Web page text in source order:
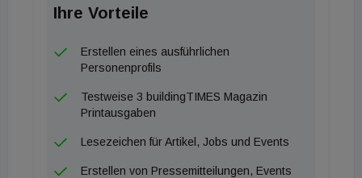
„Das Energiesystem in Deutschland steht vor einer
mehr Volatilität, mehr Stromverbrauch, mehr
Dezentralität, aber kaum mehr Netzkapazität.
Ohne smarte Steuerungslösungen drohen massive
Engpässe. Wir bringen über zehn Jahre Erfahrung
mit und wissen, was der Markt benötigt“, sagt
Manuel Schmidt, Country Director DACH bei iwell.
Ihre Vorteile
Erstellen eines ausführlichen
Personenprofils
Testweise 3 buildingTIMES Magazin
Printausgaben
Lesezeichen für Artikel, Jobs und Events
Erstellen von Pressemitteilungen, Events